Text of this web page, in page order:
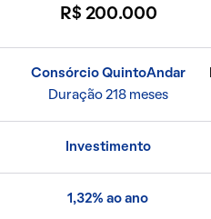
R$ 200.000
Consórcio QuintoAndar
Duração 218 meses
Investimento
1,32% ao ano